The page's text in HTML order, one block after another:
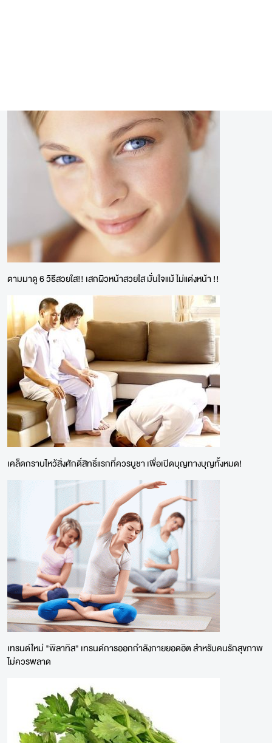
ตามมาดู 6 วิธีสวยใส!! เสกผิวหน้าสวยใส มั่นใจแม้ ไม่แต่งหน้า !!
เคล็ดกราบไหว้สิ่งศักดิ์สิทธิ์แรกที่ควรบูชา เพื่อเปิดบุญทางบุญทั้งหมด!
เทรนด์ใหม่ "พิลาทิส" เทรนด์การออกกำลังกายยอดฮิต สำหรับคนรักสุขภาพ
ไม่ควรพลาด